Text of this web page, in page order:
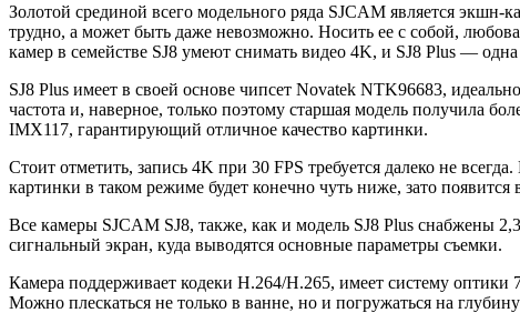
Золотой срединой всего модельного ряда SJCAM является экшн-
трудно, а может быть даже невозможно. Носить ее с собой,
камер в семействе SJ8 умеют снимать видео 4K, и SJ8 Plus —
SJ8 Plus имеет в своей основе чипсет Novatek NTK96683,
частота и, наверное, только поэтому старшая модель получила
IMX117, гарантирующий отличное качество картинки.
Стоит отметить, запись 4K при 30 FPS требуется далеко не
картинки в таком режиме будет конечно чуть ниже, зато
Все камеры SJCAM SJ8, также, как и модель SJ8 Plus снабжены
сигнальный экран, куда выводятся основные параметры съемки.
Камера поддерживает кодеки H.264/H.265, имеет систему
Можно плескаться не только в ванне, но и погружаться на